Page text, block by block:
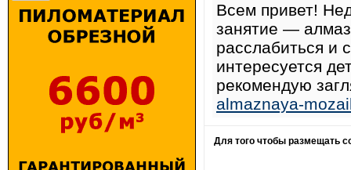
Всем привет!
занятие —
расслабиться и
интересуется
рекомендую
almaznaya-
Для того чтобы размещать